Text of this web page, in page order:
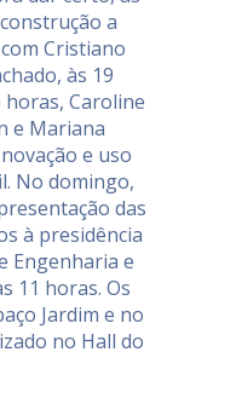
a
Cristiano
às 19
horas, Caroline
e Mariana
e uso
No domingo,
das
à presidência
Engenharia e
11 horas. Os
Jardim e no
no Hall do